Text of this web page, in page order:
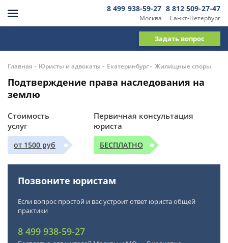
Москва
8 499 938-59-27
Санкт-Петербург
8 812 509-27-47
Задать вопрос
Главная - Юристы и адвокаты - Екатеринбург- Жилищные споры
Подтверждение права наследования на
землю
Стоимость
услуг
от 1500 руб
Первичная консультация
юриста
БЕСПЛАТНО
Позвоните юристам
Если вопрос простой и вас устроит ответ юриста общей
практики
8 499 938-59-27